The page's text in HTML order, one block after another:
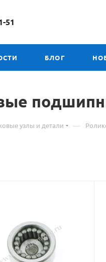
51
БЛОГ
узлы и детали —